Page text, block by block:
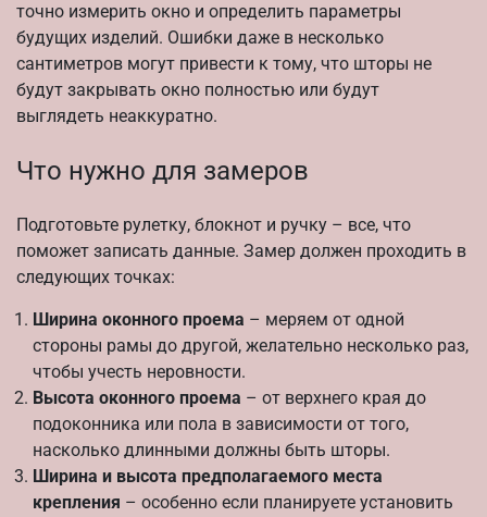
точно измерить окно и определить параметры
будущих изделий. Ошибки даже в несколько
сантиметров могут привести к тому, что шторы не
будут закрывать окно полностью или будут
выглядеть неаккуратно.
Что нужно для замеров
Подготовьте рулетку, блокнот и ручку – все, что
поможет записать данные. Замер должен проходить в
следующих точках:
Ширина оконного проема – меряем от одной
стороны рамы до другой, желательно несколько раз,
чтобы учесть неровности.
Высота оконного проема – от верхнего края до
подоконника или пола в зависимости от того,
насколько длинными должны быть шторы.
Ширина и высота предполагаемого места
крепления – особенно если планируете установить